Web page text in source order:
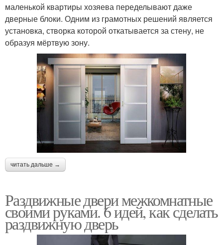
Двери на роликах
Дверь из дерева Амбарная дверь
Амбарные двери Двери в стену
конструкции
Двери на подшипниках
маленькой квартиры хозяева переделывают даже
дверные блоки. Одним из грамотных решений является
установка, створка которой откатывается за стену, не
образуя мёртвую зону.
читать дальше →
Раздвижные двери межкомнатные
своими руками. 6 идей, как сделать
раздвижную дверь